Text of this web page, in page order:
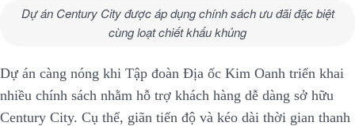
Dự án Century City được áp dụng chính sách ưu đãi đặc biệt
cùng loạt chiết khấu khủng
Dự án càng nóng khi Tập đoàn Địa ốc Kim Oanh triển khai
nhiều chính sách nhằm hỗ trợ khách hàng dễ dàng sở hữu
Century City. Cụ thể, giãn tiến độ và kéo dài thời gian thanh